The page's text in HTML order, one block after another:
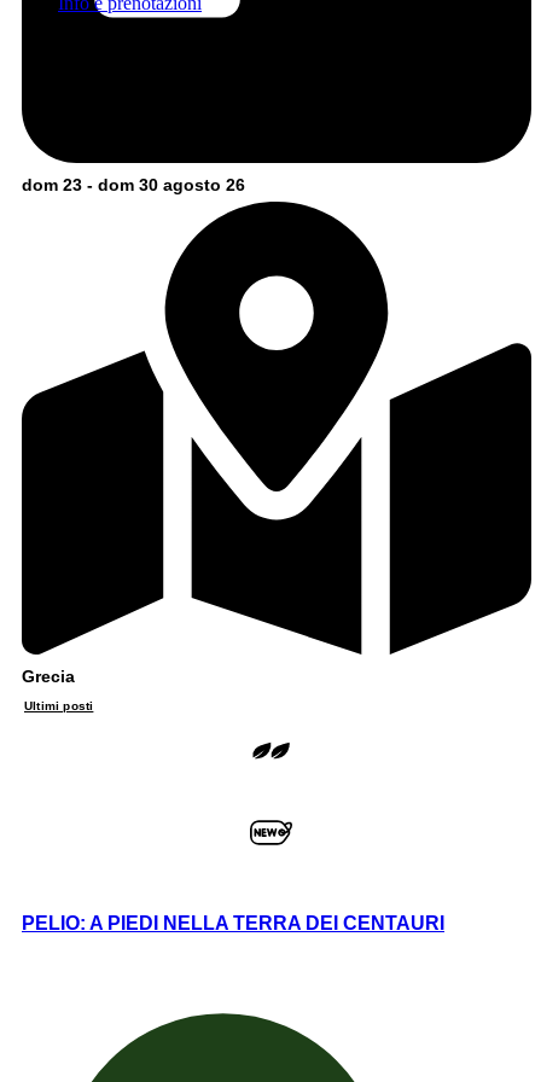
dom 23 - dom 30 agosto 26
Grecia
Ultimi posti
PELIO: A PIEDI NELLA TERRA DEI CENTAURI